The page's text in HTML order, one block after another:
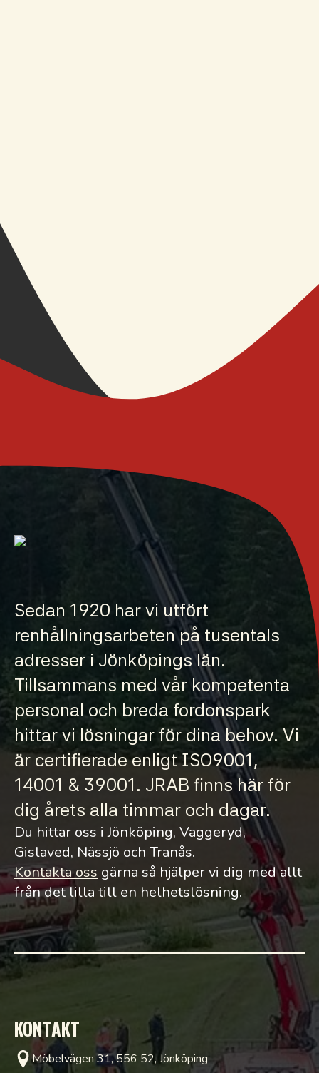
Sedan 1920 har vi utfört
renhållningsarbeten på tusentals
adresser i Jönköpings län.
Tillsammans med vår kompetenta
personal och breda fordonspark
hittar vi lösningar för dina behov. Vi
är certifierade enligt ISO9001,
14001 & 39001. JRAB finns här för
dig årets alla timmar och dagar.
Du hittar oss i Jönköping, Vaggeryd,
Gislaved, Nässjö och Tranås.
Kontakta oss gärna så hjälper vi dig med allt
från det lilla till en helhetslösning.
KONTAKT
Möbelvägen 31, 556 52, Jönköping